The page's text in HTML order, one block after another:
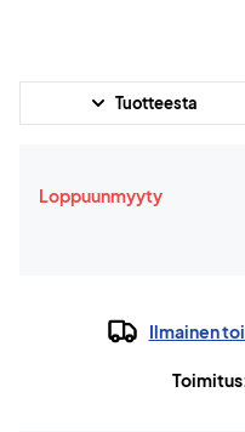
Tuotteesta
Loppuunmyyty
Ilmainen